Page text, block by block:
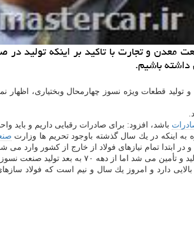
معدن و تجارت با تاكید بر اینكه تولید
داشته باشیم.
ویژه زاگرس و تولید قطعات ویژه نسوز چهارمحال
باشد، افزود: برای صادرات رقبایی داریم و باید
اینكه در یك سال گذشته باوجود تحریم ها وزارت
ابتدا تمام نیازهای فولاد از خارج از كشور وارد
صنعت نسوز در داخل كشور بوجود آمد.